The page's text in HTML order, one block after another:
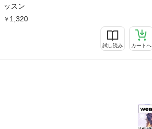
ッスン
1,320
試し読み カートへ